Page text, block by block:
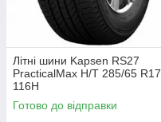
Літні шини Kapsen RS27
PracticalMax H/T 285/65 R17
116H
Готово до відправки